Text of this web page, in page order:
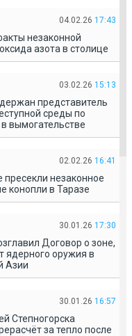
04.02.26 17:43
незаконной
азота в столице
03.02.26 15:13
представитель
среды по
вымогательстве
02.02.26 16:41
пресекли незаконное
конопли в Таразе
30.01.26 17:30
Договор о зоне,
ядерного оружия в
Азии
30.01.26 16:57
Степногорска
за тепло после